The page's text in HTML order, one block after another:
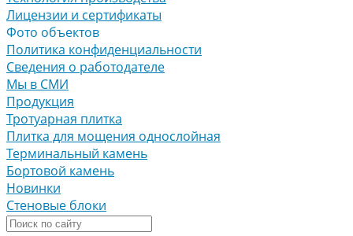
Лицензии и сертификаты
Фото объектов
Политика конфиденциальности
Сведения о работодателе
Мы в СМИ
Продукция
Тротуарная плитка
Плитка для мощения однослойная
Терминальный камень
Бортовой камень
Новинки
Стеновые блоки